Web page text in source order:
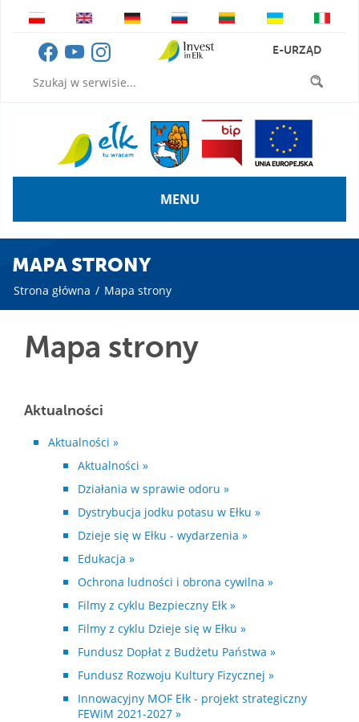
E-URZĄD
MENU
MAPA STRONY
Strona główna / Mapa strony
Mapa strony
Aktualności
Aktualności »
Aktualności »
Działania w sprawie odoru »
Dystrybucja jodku potasu w Ełku »
Dzieje się w Ełku - wydarzenia »
Edukacja »
Ochrona ludności i obrona cywilna »
Filmy z cyklu Bezpieczny Ełk »
Filmy z cyklu Dzieje się w Ełku »
Fundusz Dopłat z Budżetu Państwa »
Fundusz Rozwoju Kultury Fizycznej »
Innowacyjny MOF Ełk - projekt strategiczny
FEWiM 2021-2027 »